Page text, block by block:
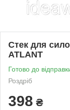
Стек для
ATLANT
Готово до
Роздріб
398 ₴